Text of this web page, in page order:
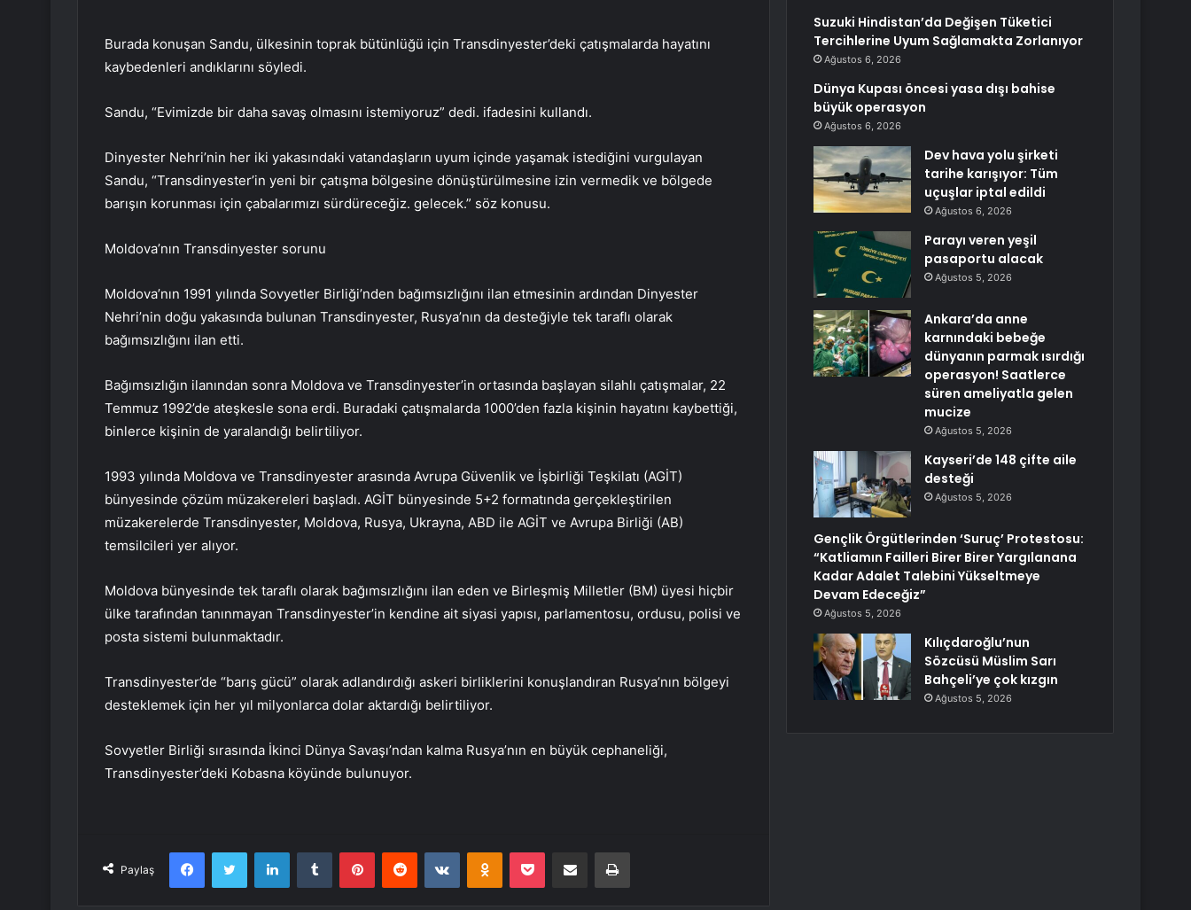
Burada konuşan Sandu, ülkesinin toprak bütünlüğü için Transdinyester’deki çatışmalarda hayatını
kaybedenleri andıklarını söyledi.
Sandu, “Evimizde bir daha savaş olmasını istemiyoruz” dedi. ifadesini kullandı.
Dinyester Nehri’nin her iki yakasındaki vatandaşların uyum içinde yaşamak istediğini vurgulayan
Sandu, “Transdinyester’in yeni bir çatışma bölgesine dönüştürülmesine izin vermedik ve bölgede
barışın korunması için çabalarımızı sürdüreceğiz. gelecek.” söz konusu.
Moldova’nın Transdinyester sorunu
Moldova’nın 1991 yılında Sovyetler Birliği’nden bağımsızlığını ilan etmesinin ardından Dinyester
Nehri’nin doğu yakasında bulunan Transdinyester, Rusya’nın da desteğiyle tek taraflı olarak
bağımsızlığını ilan etti.
Bağımsızlığın ilanından sonra Moldova ve Transdinyester’in ortasında başlayan silahlı çatışmalar, 22
Temmuz 1992’de ateşkesle sona erdi. Buradaki çatışmalarda 1000’den fazla kişinin hayatını kaybettiği,
binlerce kişinin de yaralandığı belirtiliyor.
1993 yılında Moldova ve Transdinyester arasında Avrupa Güvenlik ve İşbirliği Teşkilatı (AGİT)
bünyesinde çözüm müzakereleri başladı. AGİT bünyesinde 5+2 formatında gerçekleştirilen
müzakerelerde Transdinyester, Moldova, Rusya, Ukrayna, ABD ile AGİT ve Avrupa Birliği (AB)
temsilcileri yer alıyor.
Moldova bünyesinde tek taraflı olarak bağımsızlığını ilan eden ve Birleşmiş Milletler (BM) üyesi hiçbir
ülke tarafından tanınmayan Transdinyester’in kendine ait siyasi yapısı, parlamentosu, ordusu, polisi ve
posta sistemi bulunmaktadır.
Transdinyester’de “barış gücü” olarak adlandırdığı askeri birliklerini konuşlandıran Rusya’nın bölgeyi
desteklemek için her yıl milyonlarca dolar aktardığı belirtiliyor.
Sovyetler Birliği sırasında İkinci Dünya Savaşı’ndan kalma Rusya’nın en büyük cephaneliği,
Transdinyester’deki Kobasna köyünde bulunuyor.
Paylaş
FacebookTwitter LinkedInTumblr PinterestReddit VKontakteOdnoklassniki
Pocket E-Posta ile paylaş Yazdır
Suzuki Hindistan’da Değişen Tüketici
Tercihlerine Uyum Sağlamakta Zorlanıyor
Ağustos 6, 2026
Dünya Kupası öncesi yasa dışı bahise
büyük operasyon
Ağustos 6, 2026
Dev hava yolu şirketi
tarihe karışıyor: Tüm
uçuşlar iptal edildi
Ağustos 6, 2026
Parayı veren yeşil
pasaportu alacak
Ağustos 5, 2026
Ankara’da anne
karnındaki bebeğe
dünyanın parmak ısırdığı
operasyon! Saatlerce
süren ameliyatla gelen
mucize
Ağustos 5, 2026
Kayseri’de 148 çifte aile
desteği
Ağustos 5, 2026
Gençlik Örgütlerinden ‘Suruç’ Protestosu:
“Katliamın Failleri Birer Birer Yargılanana
Kadar Adalet Talebini Yükseltmeye
Devam Edeceğiz”
Ağustos 5, 2026
Kılıçdaroğlu’nun
Sözcüsü Müslim Sarı
Bahçeli’ye çok kızgın
Ağustos 5, 2026